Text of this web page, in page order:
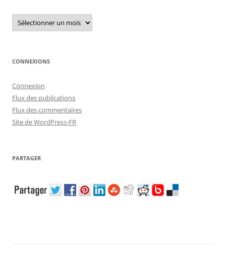
Archives
CONNEXIONS
Connexion
Flux des publications
Flux des commentaires
Site de WordPress-FR
PARTAGER